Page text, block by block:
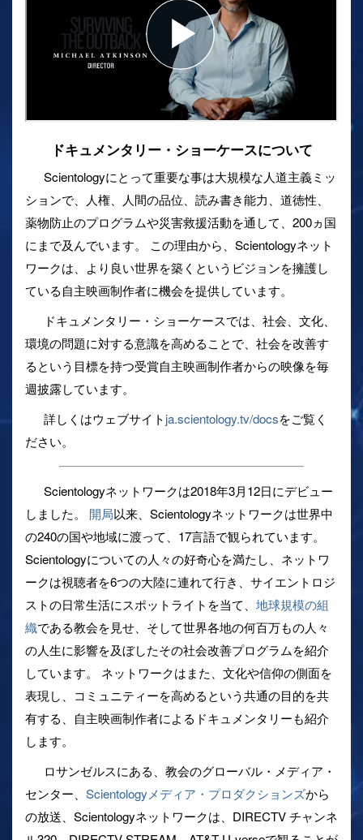
ドキュメンタリー・ショーケースについて
Scientologyにとって重要な事は大規模な人道主義ミッ
ションで、人権、人間の品位、読み書き能力、道徳性、
薬物防止のプログラムや災害救援活動を通して、200ヵ国
にまで及んでいます。 この理由から、Scientologyネット
ワークは、より良い世界を築くというビジョンを擁護し
ている自主映画制作者に機会を提供しています。
ドキュメンタリー・ショーケースでは、社会、文化、
環境の問題に対する意識を高めることで、社会を改善す
るという目標を持つ受賞自主映画制作者からの映像を毎
週披露しています。
詳しくはウェブサイトja.scientology.tv/docsをご覧く
ださい。
Scientologyネットワークは2018年3月12日にデビュー
しました。 開局以来、Scientologyネットワークは世界中
の240の国や地域に渡って、17言語で観られています。
Scientologyについての人々の好奇心を満たし、ネットワ
ークは視聴者を6つの大陸に連れて行き、サイエントロジ
ストの日常生活にスポットライトを当て、 地球規模の組
織である教会を見せ、そして世界各地の何百万もの人々
の人生に影響を及ぼしたその社会改善プログラムを紹介
しています。 ネットワークはまた、文化や信仰の側面を
表現し、コミュニティーを高めるという共通の目的を共
有する、自主映画制作者によるドキュメンタリーも紹介
します。
ロサンゼルスにある、教会のグローバル・メディア・
センター、 Scientologyメディア・プロダクションズから
の放送、Scientologyネットワークは、DIRECTV チャンネ